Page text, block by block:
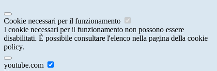
Cookie necessari per il funzionamento
I cookie necessari per il funzionamento non possono essere
disabilitati. È possibile consultare l'elenco nella pagina della cookie
policy.
youtube.com